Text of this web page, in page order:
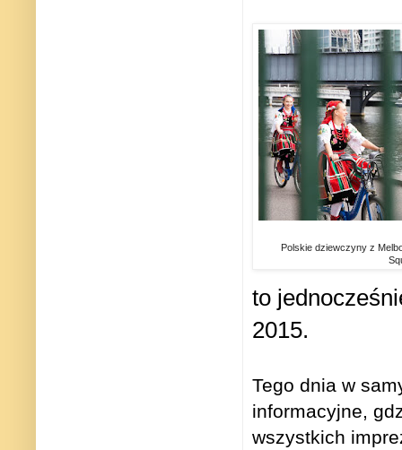
Polskie dziewczyny z
to
2015.
Tego dnia w
informacyjne,
wszystkich